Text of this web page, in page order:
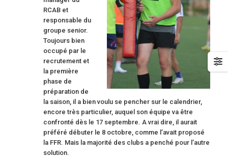
RCAB et
responsable du
groupe senior.
Toujours bien
occupé par le
recrutement et
la première
phase de
préparation de
la saison, il a bien voulu se pencher sur le calendrier,
encore très particulier, auquel son équipe va être
confronté dès le 17 septembre. A vrai dire, il aurait
préféré débuter le 8 octobre, comme l’avait proposé
la FFR. Mais la majorité des clubs a penché pour l’autre
solution.